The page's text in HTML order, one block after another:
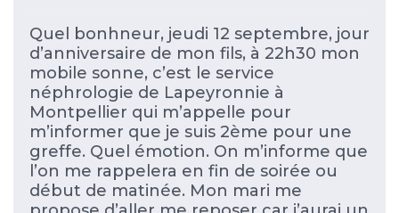
Quel bonhneur, jeudi 12 septembre, jour
d’anniversaire de mon fils, à 22h30 mon
mobile sonne, c’est le service
néphrologie de Lapeyronnie à
Montpellier qui m’appelle pour
m’informer que je suis 2ème pour une
greffe. Quel émotion. On m’informe que
l’on me rappelera en fin de soirée ou
début de matinée. Mon mari me